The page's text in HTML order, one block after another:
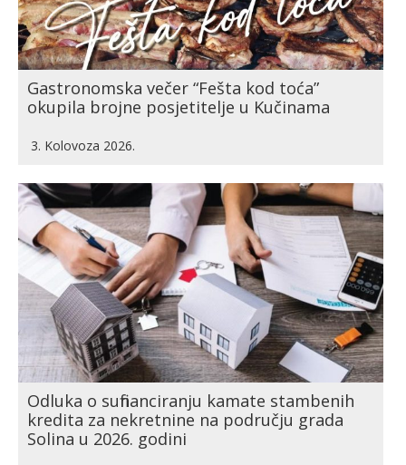
Gastronomska večer “Fešta kod toća”
okupila brojne posjetitelje u Kučinama
3. Kolovoza 2026.
Odluka o sufinanciranju kamate stambenih
kredita za nekretnine na području grada
Solina u 2026. godini